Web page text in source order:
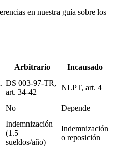
en nuestra guía sobre los
Arbitrario Incausado
DS 003-97-TR,
art. 34-42
NLPT, art. 4
No Depende
Indemnización
(1.5
sueldos/año)
Indemnización
o reposición